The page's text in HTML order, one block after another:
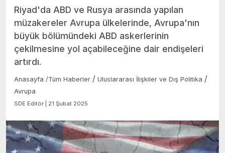
Riyad'da ABD ve Rusya arasında yapılan
müzakereler Avrupa ülkelerinde, Avrupa'nın
büyük bölümündeki ABD askerlerinin
çekilmesine yol açabileceğine dair endişeleri
artırdı.
Anasayfa /Tüm Haberler / Uluslararası İlişkiler ve Dış Politika /
Avrupa
SDE Editör | 21 Şubat 2025